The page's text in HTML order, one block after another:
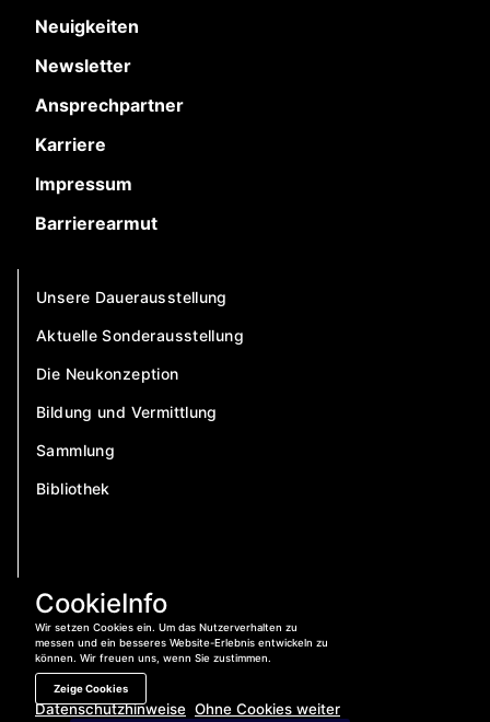
CookieInfo
Wir setzen Cookies ein. Um das Nutzerverhalten zu
messen und ein besseres Website-Erlebnis entwickeln zu
können. Wir freuen uns, wenn Sie zustimmen.
Zeige Cookies
Datenschutzhinweise Ohne Cookies weiter
Neuigkeiten
Newsletter
Ansprechpartner
Karriere
Impressum
Barrierearmut
Unsere Dauerausstellung
Aktuelle Sonderausstellung
Die Neukonzeption
Bildung und Vermittlung
Sammlung
Bibliothek